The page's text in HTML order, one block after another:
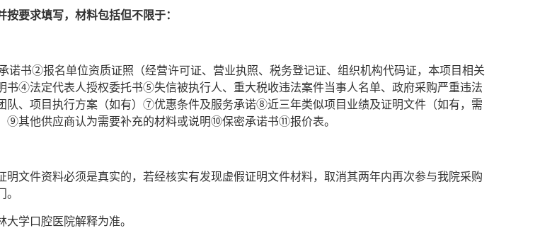
要求填写，材料包括但不限于：
诺书②报名单位资质证照（经营许可证、营业执照、税务登记证、组织机构代码证，本项目相关
书④法定代表人授权委托书⑤失信被执行人、重大税收违法案件当事人名单、政府采购严重违法
、项目执行方案（如有）⑦优惠条件及服务承诺⑧近三年类似项目业绩及证明文件（如有，需
⑨其他供应商认为需要补充的材料或说明⑩保密承诺书⑪报价表。
明文件资料必须是真实的，若经核实有发现虚假证明文件材料，取消其两年内再次参与我院采购
学口腔医院解释为准。